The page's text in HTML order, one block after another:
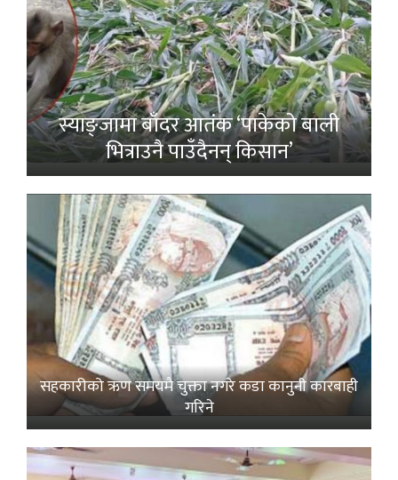
स्याङ्जामा बाँदर आतंक ‘पाकेको बाली
भित्राउनै पाउँदैनन् किसान’
सहकारीको ऋण समयमै चुक्ता नगरे कडा कानुनी कारबाही
गरिने